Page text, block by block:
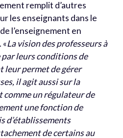
remplit d’autres
les enseignants dans le
l’enseignement en
«La vision des professeurs à
leurs conditions de
leur permet de gérer
il agit aussi sur la
un régulateur de
une fonction de
d’établissements
de certains au